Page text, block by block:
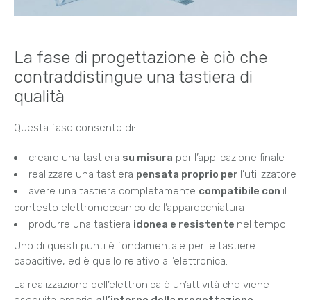
La fase di progettazione è ciò che
contraddistingue una tastiera di
qualità
Questa fase consente di:
creare una tastiera su misura per l’applicazione finale
realizzare una tastiera pensata proprio per l’utilizzatore
avere una tastiera completamente compatibile con il
contesto elettromeccanico dell’apparecchiatura
produrre una tastiera idonea e resistente nel tempo
Uno di questi punti è fondamentale per le tastiere
capacitive, ed è quello relativo all’elettronica.
La realizzazione dell’elettronica è un’attività che viene